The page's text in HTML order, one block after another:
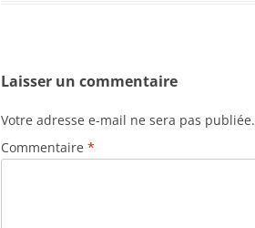
Laisser un commentaire
Votre adresse e-mail ne sera pas publiée.
Commentaire *